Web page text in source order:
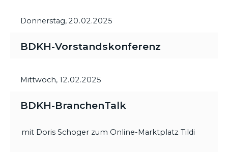
Donnerstag, 20.02.2025
BDKH-Vorstandskonferenz
Mittwoch, 12.02.2025
BDKH-BranchenTalk
mit Doris Schoger zum Online-Marktplatz Tildi